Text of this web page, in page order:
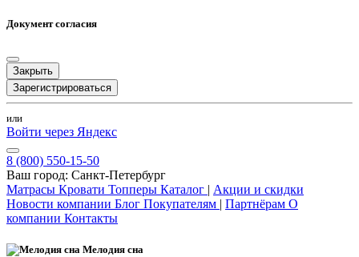
Документ согласия
Закрыть
Зарегистрироваться
или
Войти через Яндекс
8 (800) 550-15-50
Ваш город: Санкт-Петербург
Матрасы Кровати Топперы Каталог | Акции и скидки
Новости компании Блог Покупателям | Партнёрам О
компании Контакты
Мелодия сна